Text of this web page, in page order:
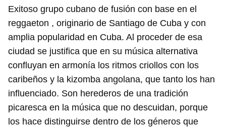
Exitoso grupo cubano de fusión con base en el
reggaeton , originario de Santiago de Cuba y con
amplia popularidad en Cuba. Al proceder de esa
ciudad se justifica que en su música alternativa
confluyan en armonía los ritmos criollos con los
caribeños y la kizomba angolana, que tanto los han
influenciado. Son herederos de una tradición
picaresca en la música que no descuidan, porque
los hace distinguirse dentro de los géneros que